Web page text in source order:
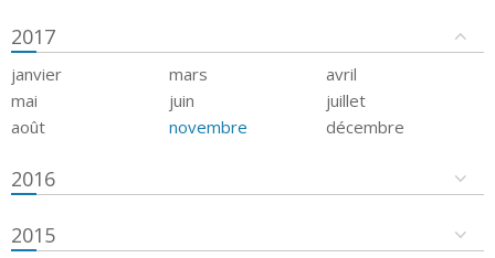
2017
janvier mars
avril
mai
juin
juillet
août
novembre décembre
2016
2015